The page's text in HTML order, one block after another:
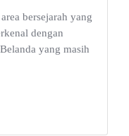
bersejarah yang
dengan
yang masih